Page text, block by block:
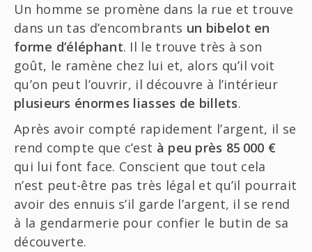
Un homme se promène dans la rue et trouve
dans un tas d’encombrants un bibelot en
forme d’éléphant. Il le trouve très à son
goût, le ramène chez lui et, alors qu’il voit
qu’on peut l’ouvrir, il découvre à l’intérieur
plusieurs énormes liasses de billets.
Après avoir compté rapidement l’argent, il se
rend compte que c’est à peu près 85 000 €
qui lui font face. Conscient que tout cela
n’est peut-être pas très légal et qu’il pourrait
avoir des ennuis s’il garde l’argent, il se rend
à la gendarmerie pour confier le butin de sa
découverte.